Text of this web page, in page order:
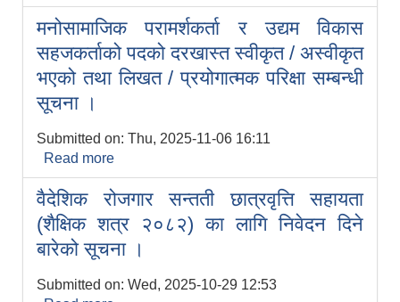
नतिजा ।
मनोसामाजिक परामर्शकर्ता र उद्यम विकास
सहजकर्ताको पदको दरखास्त स्वीकृत / अस्वीकृत
भएको तथा लिखत / प्रयोगात्मक परिक्षा सम्बन्धी
सूचना ।
Submitted on: Thu, 2025-11-06 16:11
Read more
सहजकर्ताको पदको दरखास्त स्वीकृत / अस्वीकृत
भएको तथा लिखत / प्रयोगात्मक परिक्षा सम्बन्धी
सूचना ।
वैदेशिक रोजगार सन्तती छात्रवृत्ति सहायता
(शैक्षिक शत्र २०८२) का लागि निवेदन दिने
बारेको सूचना ।
Submitted on: Wed, 2025-10-29 12:53